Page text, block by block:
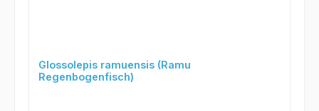
Glossolepis ramuensis (Ramu
Regenbogenfisch)